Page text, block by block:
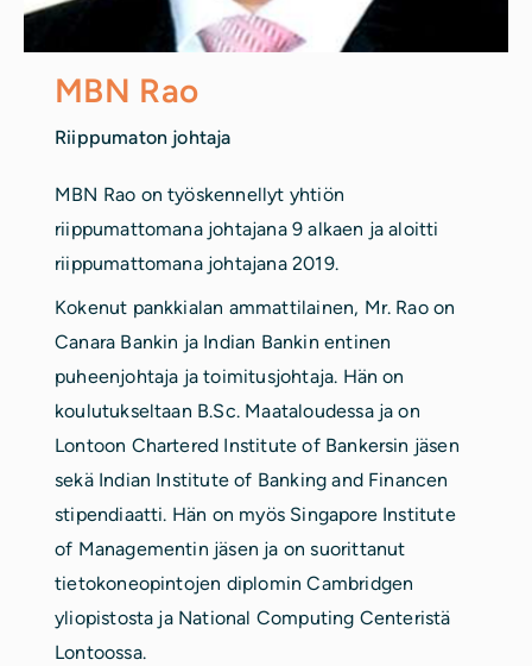
MBN Rao
Riippumaton johtaja
MBN Rao on työskennellyt yhtiön
riippumattomana johtajana 9 alkaen ja aloitti
riippumattomana johtajana 2019.
Kokenut pankkialan ammattilainen, Mr. Rao on
Canara Bankin ja Indian Bankin entinen
puheenjohtaja ja toimitusjohtaja. Hän on
koulutukseltaan B.Sc. Maataloudessa ja on
Lontoon Chartered Institute of Bankersin jäsen
sekä Indian Institute of Banking and Financen
stipendiaatti. Hän on myös Singapore Institute
of Managementin jäsen ja on suorittanut
tietokoneopintojen diplomin Cambridgen
yliopistosta ja National Computing Centeristä
Lontoossa.